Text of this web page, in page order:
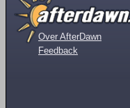
Over AfterDawn
Feedback